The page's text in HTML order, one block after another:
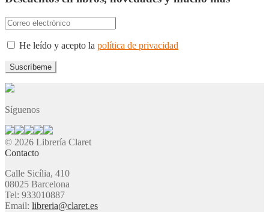
He leído y acepto la política de privacidad
Síguenos
© 2026 Librería Claret
Contacto
Calle Sicília, 410
08025 Barcelona
Tel: 933010887
Email: libreria@claret.es